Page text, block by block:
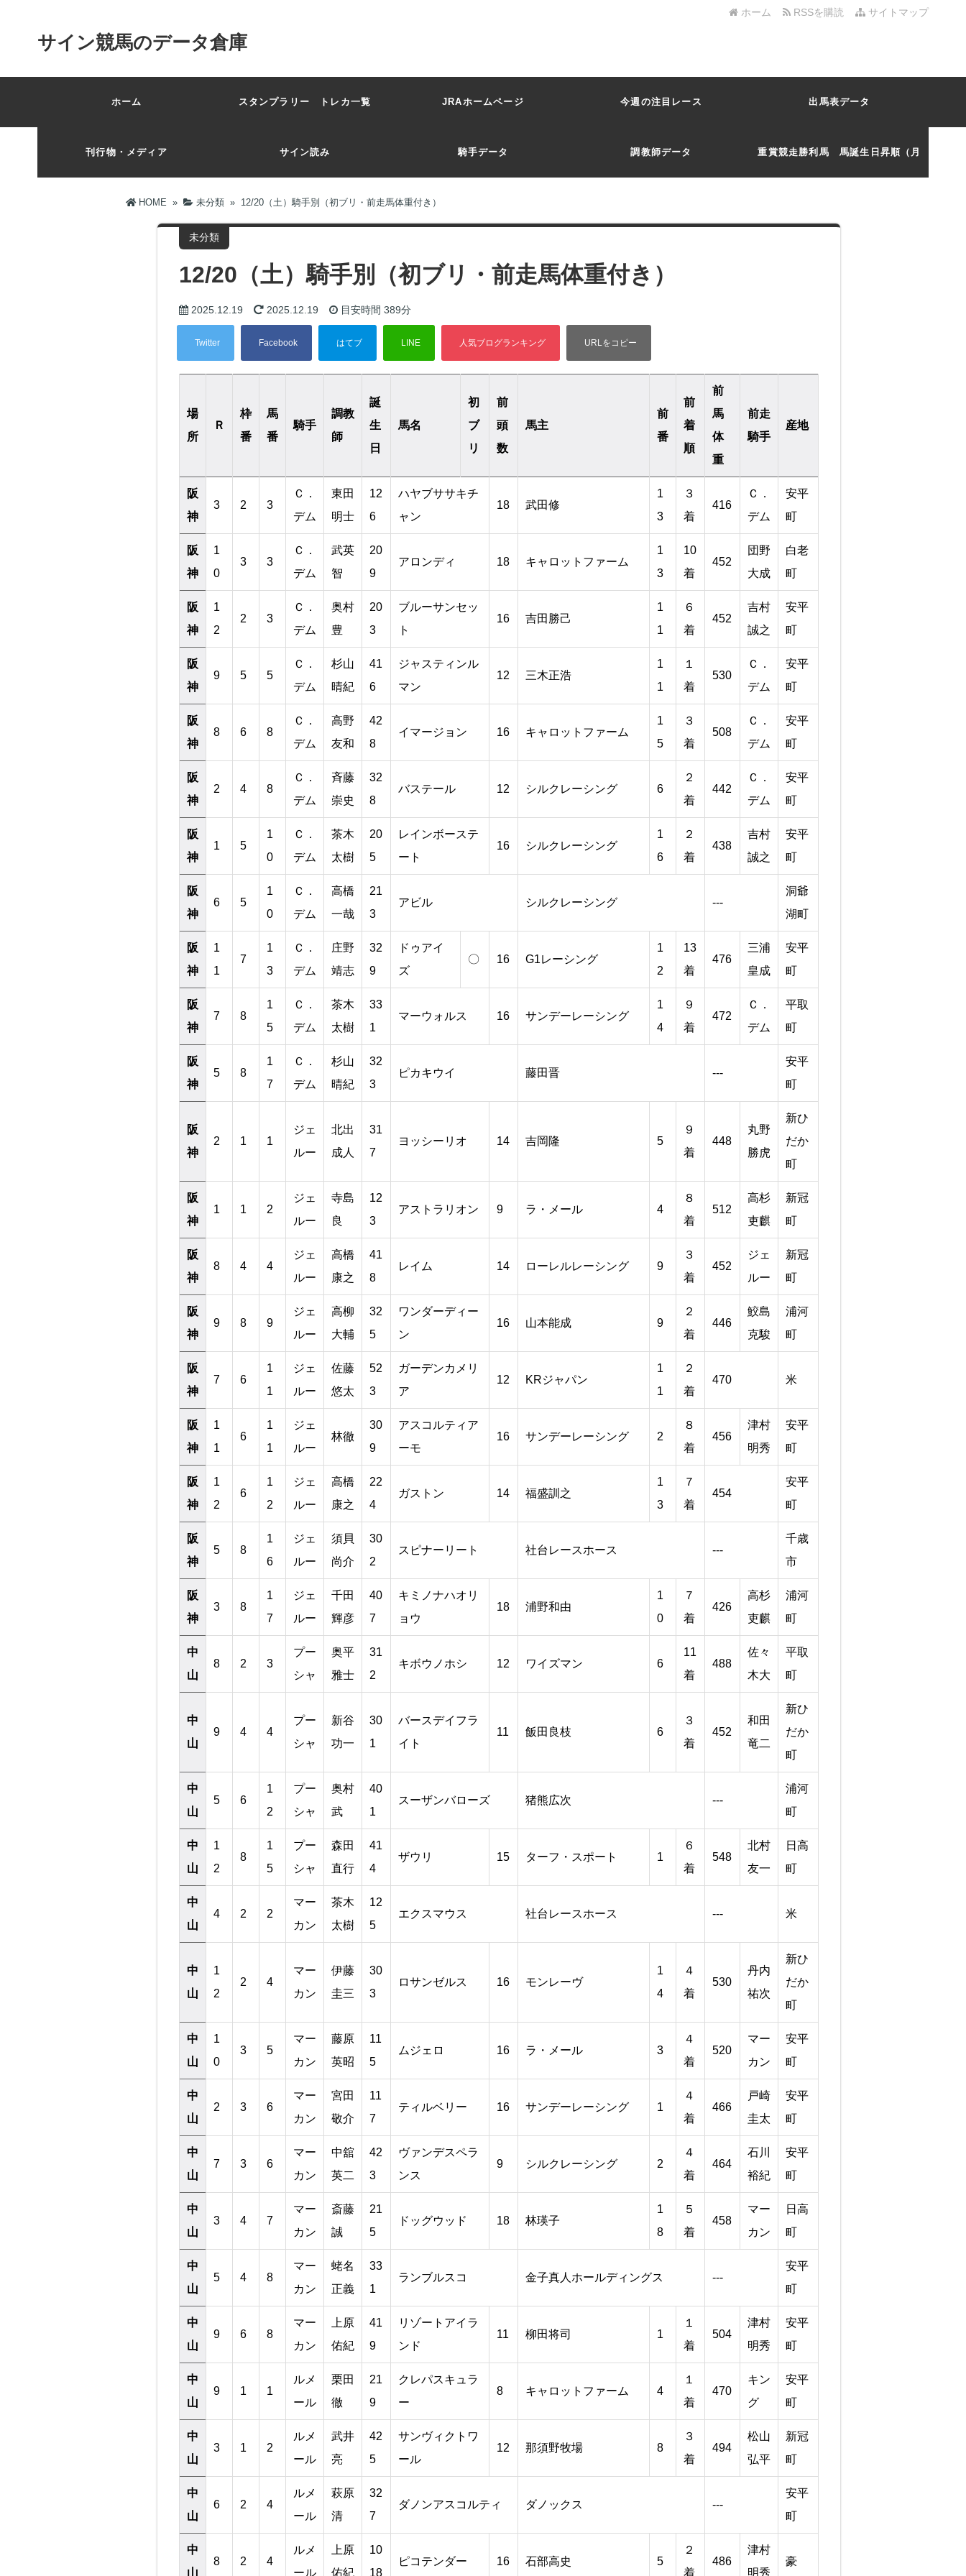
サイトマップ
RSSを購読
ホーム
サイン競馬のデータ倉庫
ホーム スタンプラリー トレカ一覧 JRAホームページ 今週の注目レース 出馬表データ
刊行物・メディア サイン読み 騎手データ 調教師データ 重賞競走勝利馬 馬誕生日昇順（月
HOME » 未分類 » 12/20（土）騎手別（初ブリ・前走馬体重付き）
未分類
12/20（土）騎手別（初ブリ・前走馬体重付き）
2025.12.19 2025.12.19 目安時間 389分
場
所
Ｒ
枠
番
馬
番
騎手
調教
師
誕
生
日
馬名
初
ブ
リ
前
頭
数
馬主
前
番
前
着
順
前
馬
体
重
前走
騎手
産地
阪
神
3 2 3
Ｃ．
デム
東田
明士
12
6
ハヤブササキチ
ャン
18 武田修
1
3
３
着
416
Ｃ．
デム
安平
町
阪
神
1
0
3 3
Ｃ．
デム
武英
智
20
9
アロンディ 18 キャロットファーム
1
3
10
着
452
団野
大成
白老
町
阪
神
1
2
2 3
Ｃ．
デム
奥村
豊
20
3
ブルーサンセッ
ト
16 吉田勝己
1
1
６
着
452
吉村
誠之
安平
町
阪
神
9 5 5
Ｃ．
デム
杉山
晴紀
41
6
ジャスティンル
マン
12 三木正浩
1
1
１
着
530
Ｃ．
デム
安平
町
阪
神
8 6 8
Ｃ．
デム
高野
友和
42
8
イマージョン 16 キャロットファーム
1
5
３
着
508
Ｃ．
デム
安平
町
阪
神
2 4 8
Ｃ．
デム
斉藤
崇史
32
8
バステール 12 シルクレーシング 6
２
着
442
Ｃ．
デム
安平
町
阪
神
1 5
1
0
Ｃ．
デム
茶木
太樹
20
5
レインボーステ
ート
16 シルクレーシング
1
6
２
着
438
吉村
誠之
安平
町
阪
神
6 5
1
0
Ｃ．
デム
高橋
一哉
21
3
アビル シルクレーシング ---
洞爺
湖町
阪
神
1
1
7
1
3
Ｃ．
デム
庄野
靖志
32
9
ドゥアイ
ズ
〇 16 G1レーシング
1
2
13
着
476
三浦
皇成
安平
町
阪
神
7 8
1
5
Ｃ．
デム
茶木
太樹
33
1
マーウォルス 16 サンデーレーシング
1
4
９
着
472
Ｃ．
デム
平取
町
阪
神
5 8
1
7
Ｃ．
デム
杉山
晴紀
32
3
ピカキウイ 藤田晋 ---
安平
町
阪
神
2 1 1
ジェ
ルー
北出
成人
31
7
ヨッシーリオ 14 吉岡隆 5
９
着
448
丸野
勝虎
新ひ
だか
町
阪
神
1 1 2
ジェ
ルー
寺島
良
12
3
アストラリオン 9 ラ・メール 4
８
着
512
高杉
吏麒
新冠
町
阪
神
8 4 4
ジェ
ルー
高橋
康之
41
8
レイム 14 ローレルレーシング 9
３
着
452
ジェ
ルー
新冠
町
阪
神
9 8 9
ジェ
ルー
高柳
大輔
32
5
ワンダーディー
ン
16 山本能成 9
２
着
446
鮫島
克駿
浦河
町
阪
神
7 6
1
1
ジェ
ルー
佐藤
悠太
52
3
ガーデンカメリ
ア
12 KRジャパン
1
1
２
着
470 米
阪
神
1
1
6
1
1
ジェ
ルー
林徹
30
9
アスコルティア
ーモ
16 サンデーレーシング 2
８
着
456
津村
明秀
安平
町
阪
神
1
2
6
1
2
ジェ
ルー
高橋
康之
22
4
ガストン 14 福盛訓之
1
3
７
着
454
安平
町
阪
神
5 8
1
6
ジェ
ルー
須貝
尚介
30
2
スピナーリート 社台レースホース ---
千歳
市
阪
神
3 8
1
7
ジェ
ルー
千田
輝彦
40
7
キミノナハオリ
ョウ
18 浦野和由
1
0
７
着
426
高杉
吏麒
浦河
町
中
山
8 2 3
プー
シャ
奥平
雅士
31
2
キボウノホシ 12 ワイズマン 6
11
着
488
佐々
木大
平取
町
中
山
9 4 4
プー
シャ
新谷
功一
30
1
バースデイフラ
イト
11 飯田良枝 6
３
着
452
和田
竜二
新ひ
だか
町
中
山
5 6
1
2
プー
シャ
奥村
武
40
1
スーザンバローズ 猪熊広次 ---
浦河
町
中
山
1
2
8
1
5
プー
シャ
森田
直行
41
4
ザウリ 15 ターフ・スポート 1
６
着
548
北村
友一
日高
町
中
山
4 2 2
マー
カン
茶木
太樹
12
5
エクスマウス 社台レースホース --- 米
中
山
1
2
2 4
マー
カン
伊藤
圭三
30
3
ロサンゼルス 16 モンレーヴ
1
4
４
着
530
丹内
祐次
新ひ
だか
町
中
山
1
0
3 5
マー
カン
藤原
英昭
11
5
ムジェロ 16 ラ・メール 3
４
着
520
マー
カン
安平
町
中
山
2 3 6
マー
カン
宮田
敬介
11
7
ティルベリー 16 サンデーレーシング 1
４
着
466
戸崎
圭太
安平
町
中
山
7 3 6
マー
カン
中舘
英二
42
3
ヴァンデスペラ
ンス
9 シルクレーシング 2
４
着
464
石川
裕紀
安平
町
中
山
3 4 7
マー
カン
斎藤
誠
21
5
ドッグウッド 18 林瑛子
1
8
５
着
458
マー
カン
日高
町
中
山
5 4 8
マー
カン
蛯名
正義
33
1
ランブルスコ 金子真人ホールディングス ---
安平
町
中
山
9 6 8
マー
カン
上原
佑紀
41
9
リゾートアイラ
ンド
11 柳田将司 1
１
着
504
津村
明秀
安平
町
中
山
9 1 1
ルメ
ール
栗田
徹
21
9
クレパスキュラ
ー
8 キャロットファーム 4
１
着
470
キン
グ
安平
町
中
山
3 1 2
ルメ
ール
武井
亮
42
5
サンヴィクトワ
ール
12 那須野牧場 8
３
着
494
松山
弘平
新冠
町
中
山
6 2 4
ルメ
ール
萩原
清
32
7
ダノンアスコルティ ダノックス ---
安平
町
中
山
8 2 4
ルメ
ール
上原
佑紀
10
18
ピコテンダー 16 石部高史 5
２
着
486
津村
明秀
豪